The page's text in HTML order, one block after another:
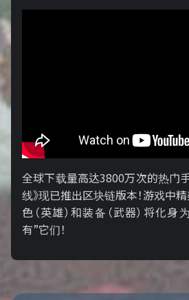
全球下载量高达3800万次的热门
线》现已推出区块链版本！游戏中
色（英雄）和装备（武器）将化身
有”它们！